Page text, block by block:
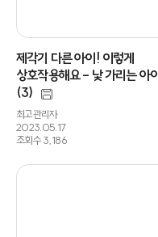
제각기 다른 아이! 이렇게
상호작용해요 - 낯 가리는 아이
(3)
최고관리자
2023.05.17
조회수 3,186